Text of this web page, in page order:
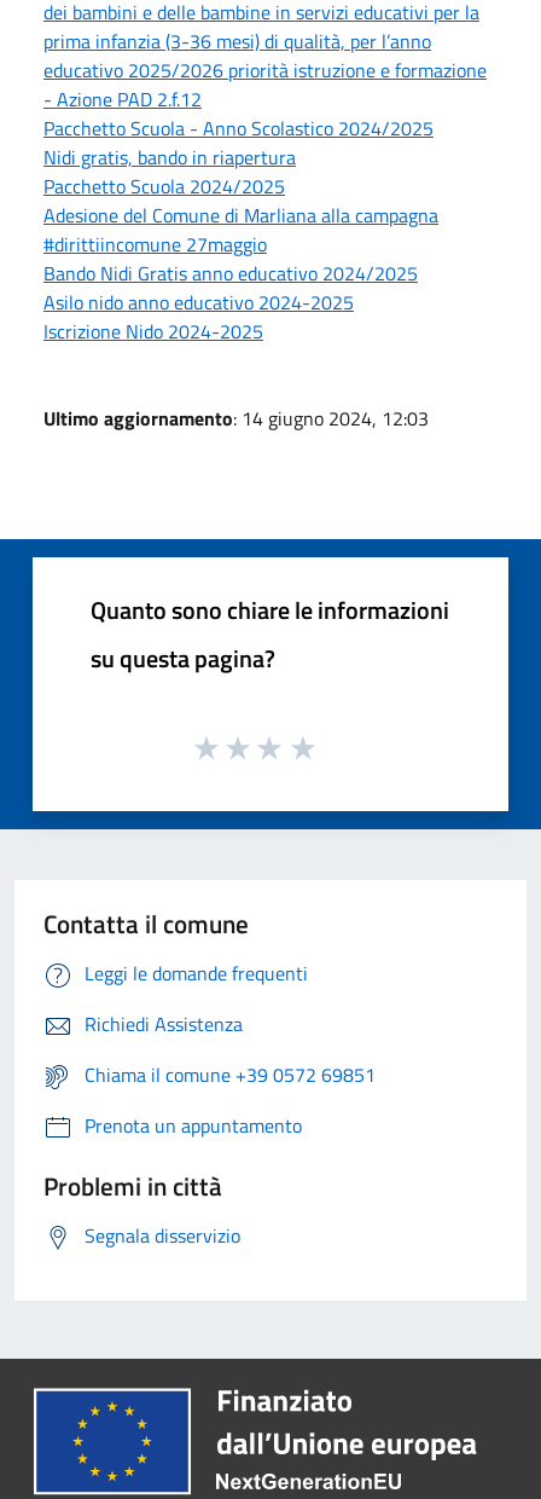
dei bambini e delle bambine in servizi educativi per la
prima infanzia (3-36 mesi) di qualità, per l’anno
educativo 2025/2026 priorità istruzione e formazione
- Azione PAD 2.f.12
Pacchetto Scuola - Anno Scolastico 2024/2025
Nidi gratis, bando in riapertura
Pacchetto Scuola 2024/2025
Adesione del Comune di Marliana alla campagna
#dirittiincomune 27maggio
Bando Nidi Gratis anno educativo 2024/2025
Asilo nido anno educativo 2024-2025
Iscrizione Nido 2024-2025
Ultimo aggiornamento: 14 giugno 2024, 12:03
Quanto sono chiare le informazioni
su questa pagina?
Contatta il comune
Leggi le domande frequenti
Richiedi Assistenza
Chiama il comune +39 0572 69851
Prenota un appuntamento
Problemi in città
Segnala disservizio